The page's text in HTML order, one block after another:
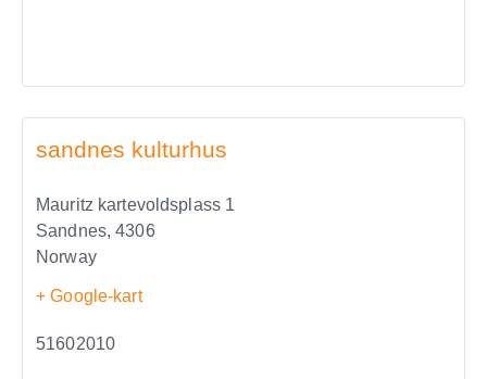
sandnes kulturhus
Mauritz kartevoldsplass 1
Sandnes, 4306
Norway
+ Google-kart
51602010